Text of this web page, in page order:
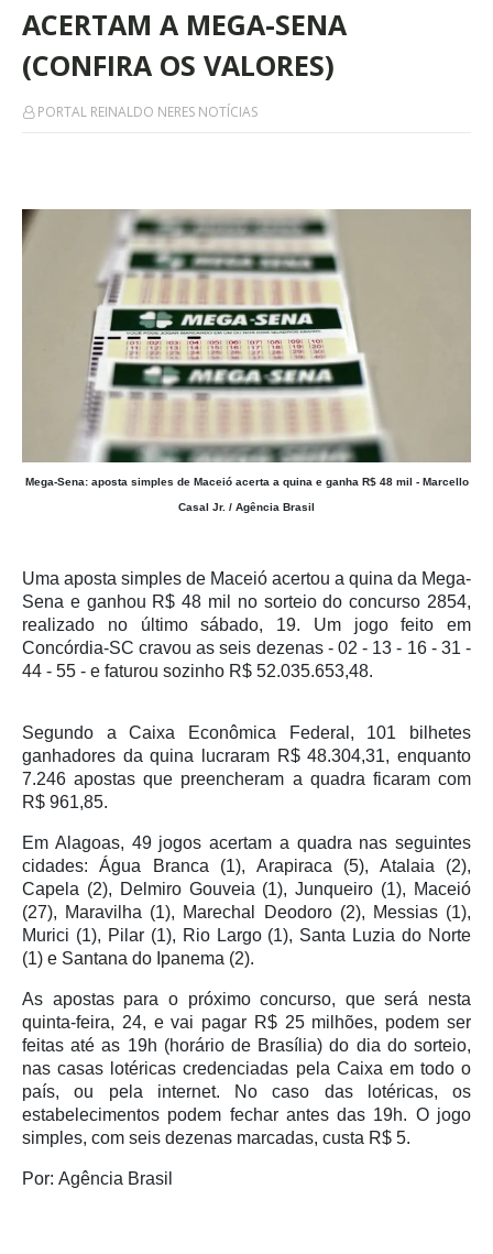
ACERTAM A MEGA-SENA
(CONFIRA OS VALORES)
PORTAL REINALDO NERES NOTÍCIAS
Mega-Sena: aposta simples de Maceió acerta a quina e ganha R$ 48 mil - Marcello
Casal Jr. / Agência Brasil
Uma aposta simples de Maceió acertou a quina da Mega-
Sena e ganhou R$ 48 mil no sorteio do concurso 2854,
realizado no último sábado, 19. Um jogo feito em
Concórdia-SC cravou as seis dezenas - 02 - 13 - 16 - 31 -
44 - 55 - e faturou sozinho R$ 52.035.653,48.
Segundo a Caixa Econômica Federal, 101 bilhetes
ganhadores da quina lucraram R$ 48.304,31, enquanto
7.246 apostas que preencheram a quadra ficaram com
R$ 961,85.
Em Alagoas, 49 jogos acertam a quadra nas seguintes
cidades: Água Branca (1), Arapiraca (5), Atalaia (2),
Capela (2), Delmiro Gouveia (1), Junqueiro (1), Maceió
(27), Maravilha (1), Marechal Deodoro (2), Messias (1),
Murici (1), Pilar (1), Rio Largo (1), Santa Luzia do Norte
(1) e Santana do Ipanema (2).
As apostas para o próximo concurso, que será nesta
quinta-feira, 24, e vai pagar R$ 25 milhões, podem ser
feitas até as 19h (horário de Brasília) do dia do sorteio,
nas casas lotéricas credenciadas pela Caixa em todo o
país, ou pela internet. No caso das lotéricas, os
estabelecimentos podem fechar antes das 19h. O jogo
simples, com seis dezenas marcadas, custa R$ 5.
Por: Agência Brasil